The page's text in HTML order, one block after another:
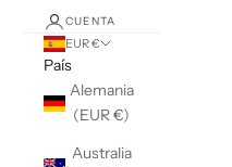
CUENTA
EUR €
País
Alemania
(EUR €)
Australia